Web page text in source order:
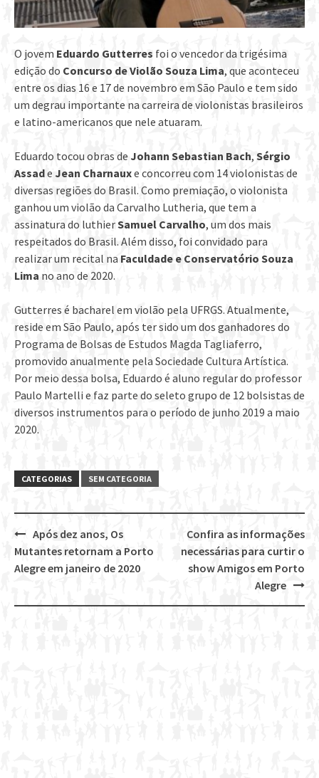
O jovem Eduardo Gutterres foi o vencedor da trigésima
edição do Concurso de Violão Souza Lima, que aconteceu
entre os dias 16 e 17 de novembro em São Paulo e tem sido
um degrau importante na carreira de violonistas brasileiros
e latino-americanos que nele atuaram.
Eduardo tocou obras de Johann Sebastian Bach, Sérgio
Assade Jean Charnauxe concorreu com 14 violonistas de
diversas regiões do Brasil. Como premiação, o violonista
ganhou um violão da Carvalho Lutheria, que tem a
assinatura do luthierSamuel Carvalho, um dos mais
respeitados do Brasil. Além disso, foi convidado para
realizar um recital na Faculdade e Conservatório Souza
Lima no ano de 2020.
Gutterres é bacharel em violão pela UFRGS. Atualmente,
reside em São Paulo, após ter sido um dos ganhadores do
Programa de Bolsas de Estudos Magda Tagliaferro,
promovido anualmente pela Sociedade Cultura Artística.
Por meio dessa bolsa, Eduardo é aluno regular do professor
Paulo Martelli e faz parte do seleto grupo de 12 bolsistas de
diversos instrumentos para o período de junho 2019 a maio
2020.
CATEGORIAS SEM CATEGORIA
Post
navigation
Confira as informações
necessárias para curtir o
show Amigos em Porto
Alegre
Após dez anos, Os
Mutantes retornam a Porto
Alegre em janeiro de 2020